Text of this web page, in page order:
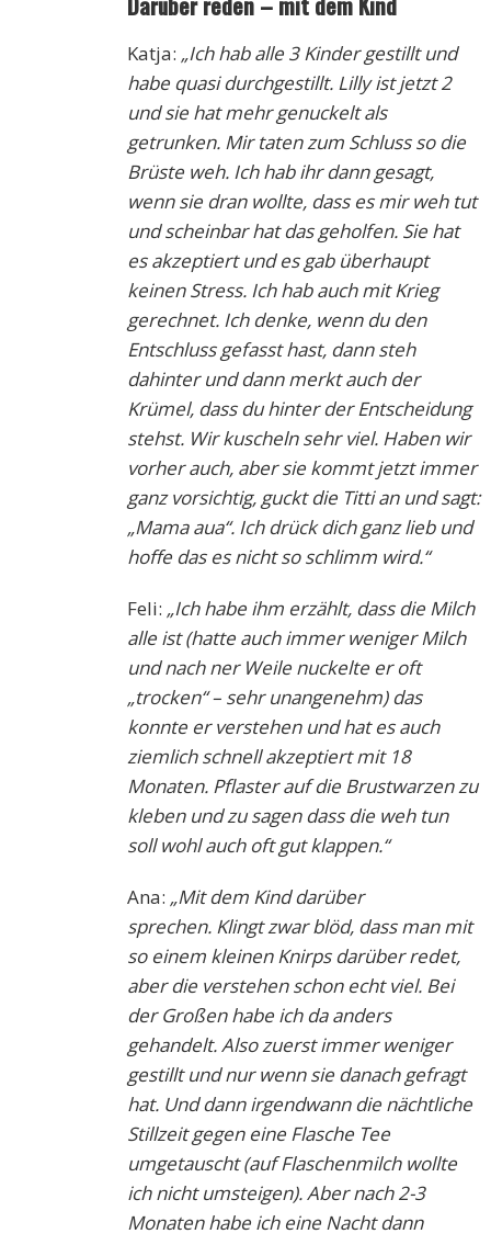
Katja: „Ich hab alle 3 Kinder gestillt und
habe quasi durchgestillt. Lilly ist jetzt 2
und sie hat mehr genuckelt als
getrunken. Mir taten zum Schluss so die
Brüste weh. Ich hab ihr dann gesagt,
wenn sie dran wollte, dass es mir weh tut
und scheinbar hat das geholfen. Sie hat
es akzeptiert und es gab überhaupt
keinen Stress. Ich hab auch mit Krieg
gerechnet. Ich denke, wenn du den
Entschluss gefasst hast, dann steh
dahinter und dann merkt auch der
Krümel, dass du hinter der Entscheidung
stehst. Wir kuscheln sehr viel. Haben wir
vorher auch, aber sie kommt jetzt immer
ganz vorsichtig, guckt die Titti an und sagt:
„Mama aua“. Ich drück dich ganz lieb und
hoffe das es nicht so schlimm wird.“
Feli: „Ich habe ihm erzählt, dass die Milch
alle ist (hatte auch immer weniger Milch
und nach ner Weile nuckelte er oft
„trocken“ – sehr unangenehm) das
konnte er verstehen und hat es auch
ziemlich schnell akzeptiert mit 18
Monaten. Pflaster auf die Brustwarzen zu
kleben und zu sagen dass die weh tun
soll wohl auch oft gut klappen.“
Ana: „Mit dem Kind darüber
sprechen. Klingt zwar blöd, dass man mit
so einem kleinen Knirps darüber redet,
aber die verstehen schon echt viel. Bei
der Großen habe ich da anders
gehandelt. Also zuerst immer weniger
gestillt und nur wenn sie danach gefragt
hat. Und dann irgendwann die nächtliche
Stillzeit gegen eine Flasche Tee
umgetauscht (auf Flaschenmilch wollte
ich nicht umsteigen). Aber nach 2-3
Monaten habe ich eine Nacht dann